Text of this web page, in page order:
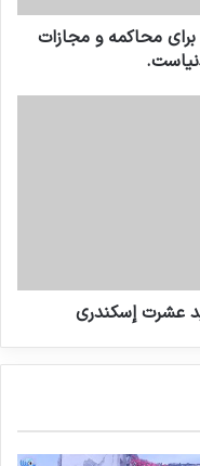
برای محاکمه و مجازات
عشرت إسكندري